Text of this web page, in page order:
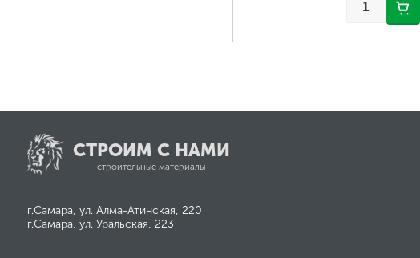
СТРОИМ С НАМИ
строительные материалы
г.Самара, ул. Алма-Атинская, 220
г.Самара, ул. Уральская, 223